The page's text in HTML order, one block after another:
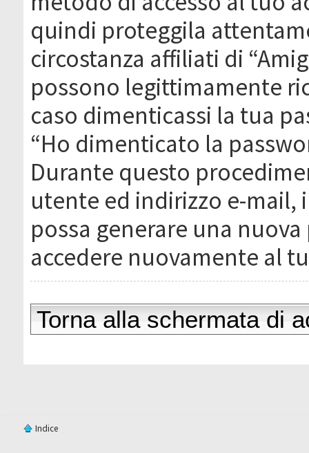
quindi proteggila
circostanza affiliati di
possono legittimamente
caso dimenticassi la tua
“Ho dimenticato la
Durante questo
utente ed indirizzo e-mail,
possa generare una
accedere nuovamente al
Torna alla schermata di
Indice